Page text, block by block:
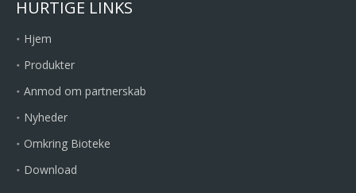
HURTIGE LINKS
Hjem
Produkter
Anmod om partnerskab
Nyheder
Omkring Bioteke
Download